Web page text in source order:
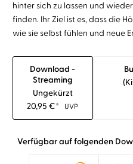
hinter sich zu lassen und
finden. Ihr Ziel ist es, dass die
wie sie selbst fühlen und neue
Download -
Streaming
Ungekürzt
20,95€* UVP
Verfügbar auf folgenden